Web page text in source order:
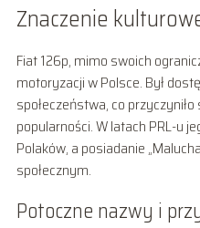
Znaczenie
Fiat 126p, mimo swoich
motoryzacji w Polsce. Był
społeczeństwa, co
popularności. W latach PRL-u
Polaków, a posiadanie
społecznym.
Potoczne nazwy i